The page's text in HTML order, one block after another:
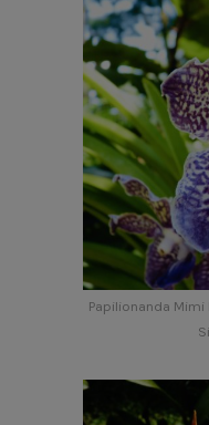
Papilionanda Mimi